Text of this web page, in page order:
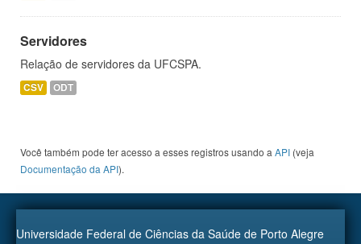
Servidores
Relação de servidores da UFCSPA.
CSV ODT
Você também pode ter acesso a esses registros usando a API (veja
Documentação da API).
Universidade Federal de Ciências da Saúde de Porto Alegre